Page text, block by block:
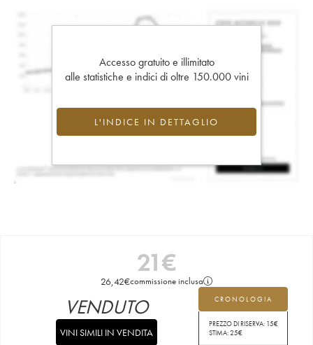
Accesso gratuito e illimitato
alle statistiche e indici di oltre 150.000 vini
L'INDICE IN DETTAGLIO
21€
26,42€commissione inclusa
CRONOLOGIA
PREZZO DI RISERVA: 15€
STIMA:25€
VENDUTO
VINI SIMILI IN VENDITA